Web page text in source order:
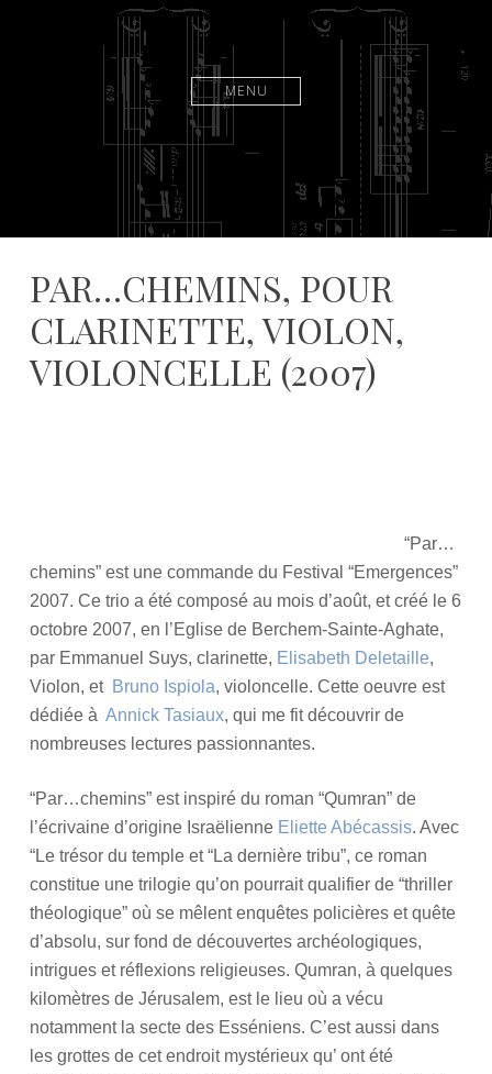
MENU
PAR…CHEMINS, POUR
CLARINETTE, VIOLON,
VIOLONCELLE (2007)
2
0
t
p
e
o
l
e
“Par…
chemins” est une commande du Festival “Emergences”
2007. Ce trio a été composé au mois d’août, et créé le 6
octobre 2007, en l’Eglise de Berchem-Sainte-Aghate,
par Emmanuel Suys, clarinette, Elisabeth Deletaille,
Violon, et Bruno Ispiola, violoncelle. Cette oeuvre est
dédiée à Annick Tasiaux, qui me fit découvrir de
nombreuses lectures passionnantes.
“Par…chemins” est inspiré du roman “Qumran” de
l’écrivaine d’origine Israëlienne Eliette Abécassis. Avec
“Le trésor du temple et “La dernière tribu”, ce roman
constitue une trilogie qu’on pourrait qualifier de “thriller
théologique” où se mêlent enquêtes policières et quête
d’absolu, sur fond de découvertes archéologiques,
intrigues et réflexions religieuses. Qumran, à quelques
kilomètres de Jérusalem, est le lieu où a vécu
notamment la secte des Esséniens. C’est aussi dans
les grottes de cet endroit mystérieux qu’ ont été